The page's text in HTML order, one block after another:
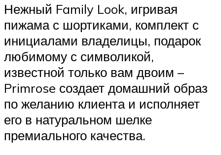
Нежный Family Look, игривая
пижама с шортиками, комплект с
инициалами владелицы, подарок
любимому с символикой,
известной только вам двоим –
Primrose создает домашний образ
по желанию клиента и исполняет
его в натуральном шелке
премиального качества.